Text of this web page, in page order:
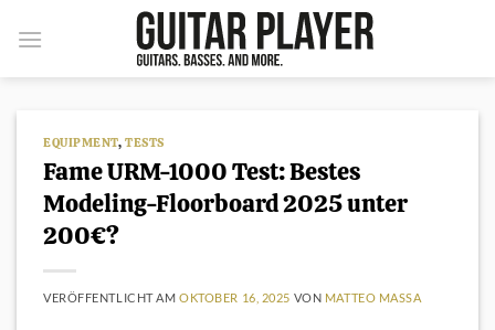
Inhalt
EQUIPMENT,TESTS
Fame URM-1000 Test: Bestes
Modeling-Floorboard 2025 unter
200€?
VERÖFFENTLICHT AMOKTOBER 16, 2025 VON MATTEO MASSA